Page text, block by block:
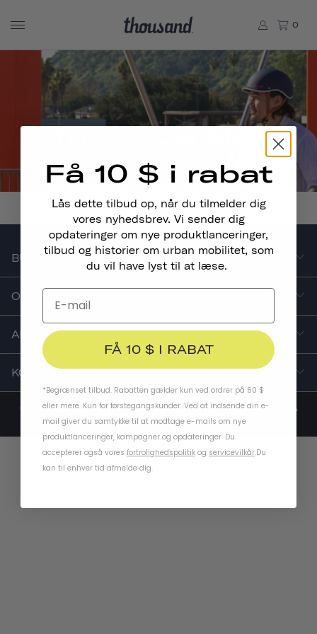
0
Tilmeld Dig SMS
BUTIK
OM OS
ARBEJD MED OS
KONTAKT OS
© 2014-2025 Thousand . 2651 East 12th Street, Unit 520, Los Angeles, CA
90023 |Servicevilkår|Privatlivspolitik
Få 10 $ i rabat
Lås dette tilbud op, når du tilmelder dig
vores nyhedsbrev. Vi sender dig
opdateringer om nye produktlanceringer,
tilbud og historier om urban mobilitet, som
du vil have lyst til at læse.
FÅ 10 $ I RABAT
*Begrænset tilbud. Rabatten gælder kun ved ordrer på 60 $
eller mere. Kun for førstegangskunder. Ved at indsende din e-
mail giver du samtykke til at modtage e-mails om nye
produktlanceringer, kampagner og opdateringer. Du
accepterer også vores fortrolighedspolitik og servicevilkår.Du
kan til enhver tid afmelde dig.